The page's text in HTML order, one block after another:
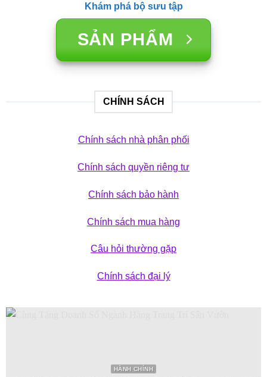
Khám phá bộ sưu tập
SẢN PHẨM
CHÍNH SÁCH
Chính sách nhà phân phối
Chính sách quyền riêng tư
Chính sách bảo hành
Chính sách mua hàng
Câu hỏi thường gặp
Chính sách đại lý
HÀNH CHÍNH